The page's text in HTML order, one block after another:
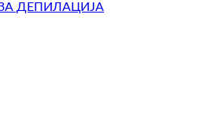
ДЕПИЛАЦИЈА